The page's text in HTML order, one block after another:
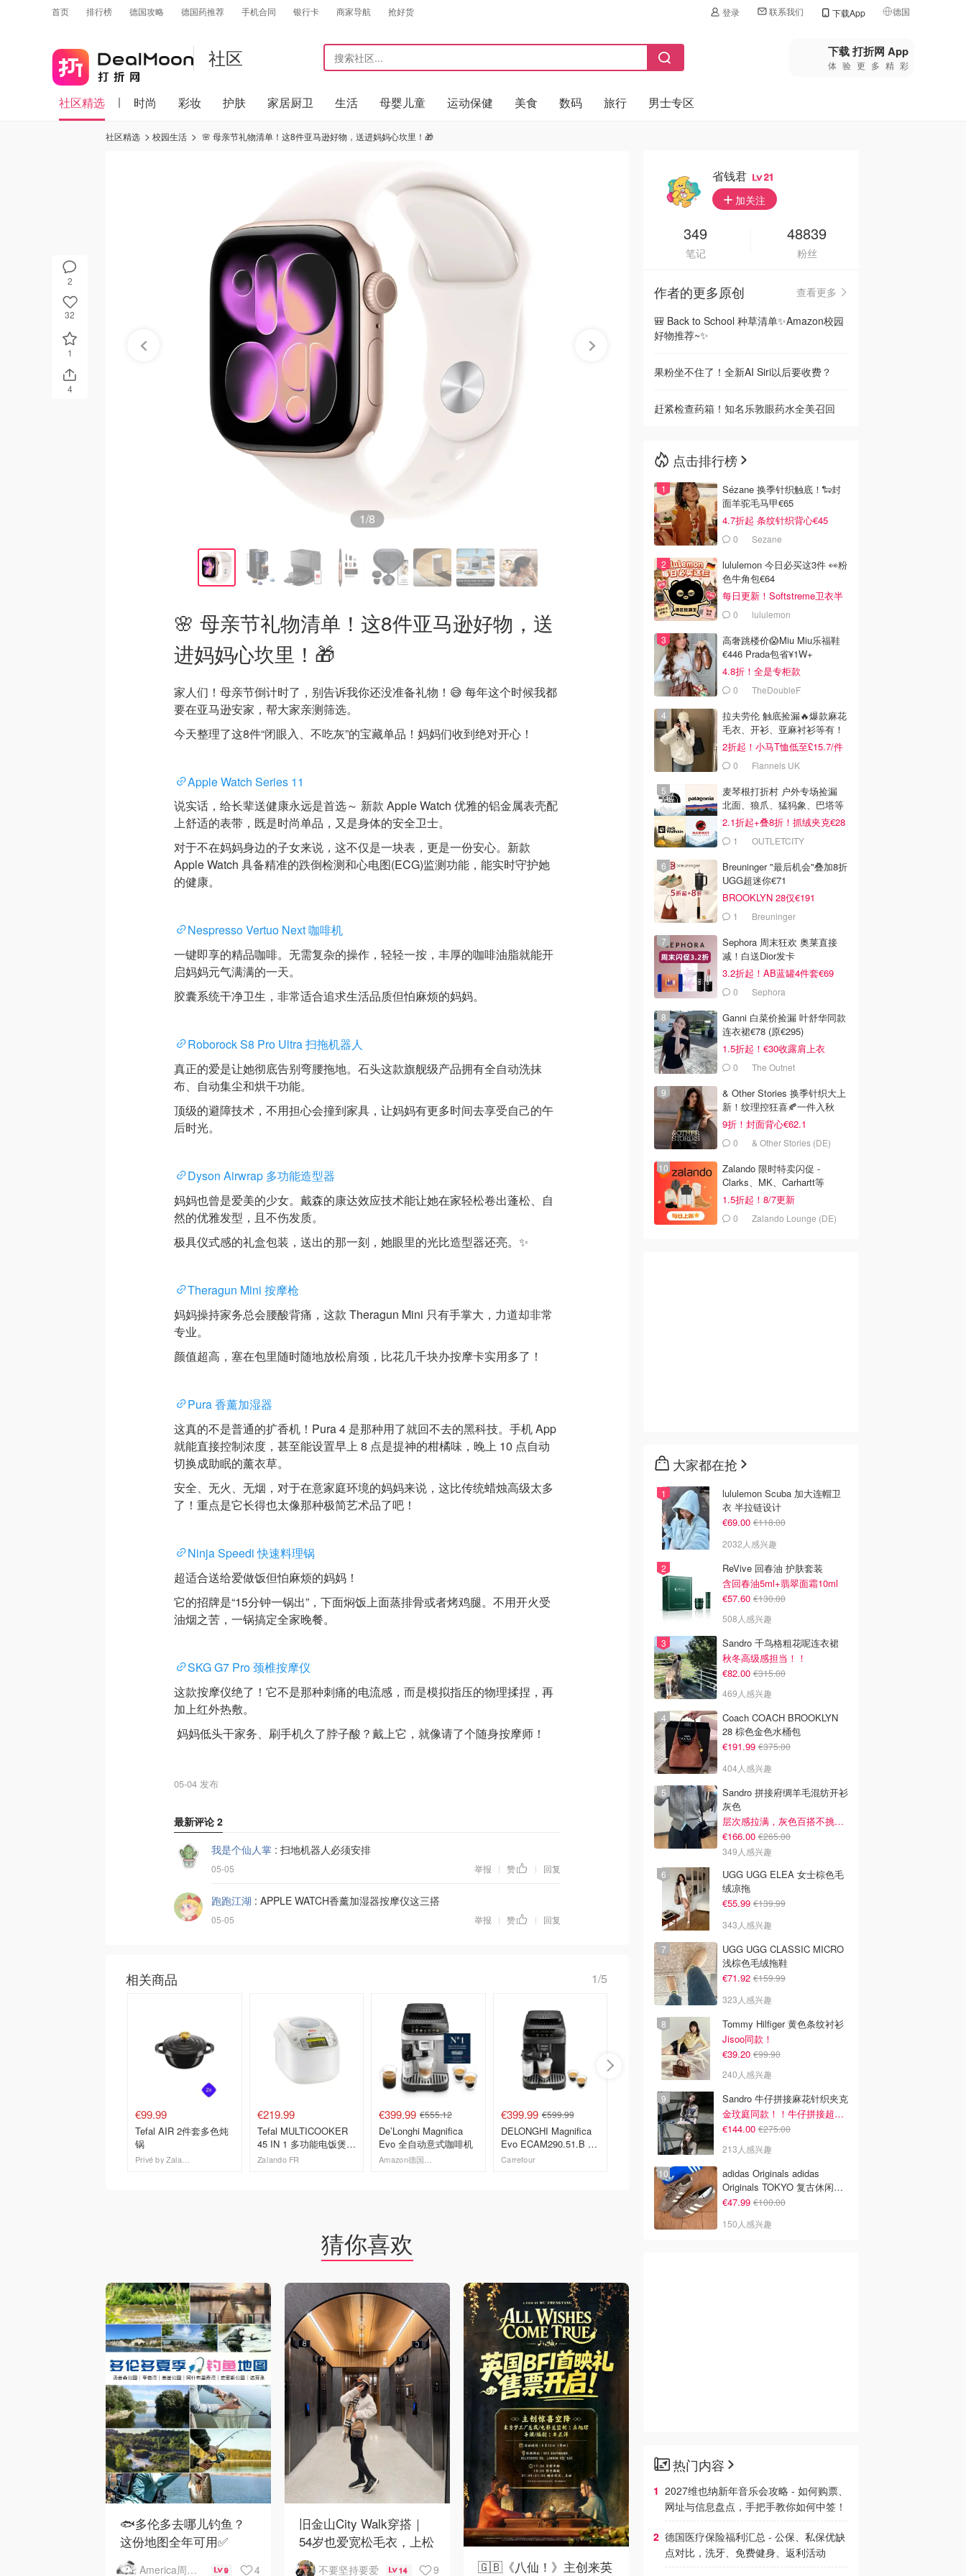
首页 排行榜 德国攻略 德国药推荐 手机合同 银行卡 商家导航 抢好货 登录 联系我们 下载App 德国
🇺🇸美国
🇨🇳中国
🇮🇹
🇦🇺
🇳🇿新西兰
社区 下载 打折网 App
体验更多精彩
社区精选 时尚 彩妆 护肤 家居厨卫 生活 母婴儿童 运动保健 美食 数码 旅行 男士专区
2
32
1
4
社区精选 校园生活 🌸 母亲节礼物清单！这8件亚马逊好物，送进妈妈心坎里！🎁
1/8
🌸 母亲节礼物清单！这8件亚马逊好物，送
进妈妈心坎里！🎁
家人们！母亲节倒计时了，别告诉我你还没准备礼物！😅 每年这个时候我都
要在亚马逊安家，帮大家亲测筛选。
今天整理了这8件“闭眼入、不吃灰”的宝藏单品！妈妈们收到绝对开心！
Apple Watch Series 11
说实话，给长辈送健康永远是首选～ 新款 Apple Watch 优雅的铝金属表壳配
上舒适的表带，既是时尚单品，又是身体的安全卫士。
对于不在妈妈身边的子女来说，这不仅是一块表，更是一份安心。新款
Apple Watch 具备精准的跌倒检测和心电图(ECG)监测功能，能实时守护她
的健康。
Nespresso Vertuo Next 咖啡机
一键即享的精品咖啡。无需复杂的操作，轻轻一按，丰厚的咖啡油脂就能开
启妈妈元气满满的一天。
胶囊系统干净卫生，非常适合追求生活品质但怕麻烦的妈妈。
Roborock S8 Pro Ultra 扫拖机器人
真正的爱是让她彻底告别弯腰拖地。石头这款旗舰级产品拥有全自动洗抹
布、自动集尘和烘干功能。
顶级的避障技术，不用担心会撞到家具，让妈妈有更多时间去享受自己的午
后时光。
Dyson Airwrap 多功能造型器
妈妈也曾是爱美的少女。戴森的康达效应技术能让她在家轻松卷出蓬松、自
然的优雅发型，且不伤发质。
极具仪式感的礼盒包装，送出的那一刻，她眼里的光比造型器还亮。✨
Theragun Mini 按摩枪
妈妈操持家务总会腰酸背痛，这款 Theragun Mini 只有手掌大，力道却非常
专业。
颜值超高，塞在包里随时随地放松肩颈，比花几千块办按摩卡实用多了！
Pura 香薰加湿器
这真的不是普通的扩香机！Pura 4 是那种用了就回不去的黑科技。手机 App
就能直接控制浓度，甚至能设置早上 8 点是提神的柑橘味，晚上 10 点自动
切换成助眠的薰衣草。
安全、无火、无烟，对于在意家庭环境的妈妈来说，这比传统蜡烛高级太多
了！重点是它长得也太像那种极简艺术品了吧！
Ninja Speedi 快速料理锅
超适合送给爱做饭但怕麻烦的妈妈！
它的招牌是“15分钟一锅出”，下面焖饭上面蒸排骨或者烤鸡腿。不用开火受
油烟之苦，一锅搞定全家晚餐。
SKG G7 Pro 颈椎按摩仪
这款按摩仪绝了！它不是那种刺痛的电流感，而是模拟指压的物理揉捏，再
加上红外热敷。
妈妈低头干家务、刷手机久了脖子酸？戴上它，就像请了个随身按摩师！
05-04 发布
最新评论 2
我是个仙人掌 : 扫地机器人必须安排
05-05 举报 | 赞 | 回复
跑跑江湖 : APPLE WATCH香薰加湿器按摩仪这三搭
05-05 举报 | 赞 | 回复
相关商品 1/5
€99.99
Tefal AIR 2件套多色炖
锅
€219.99
Tefal MULTICOOKER
45 IN 1 多功能电饭煲
白色
Zalando FR
€399.99 €555.12
De’Longhi Magnifica
Evo 全自动意式咖啡机
€399.99 €599.99
DELONGHI Magnifica
Evo ECAM290.51.B 研
磨式意式咖啡机
Carrefour
€11.99
LED屏体重秤
去购买
€21.30 €39.90
Cafe Royal Lungo 雀巢
胶囊咖啡 100粒
去购买
猜你喜欢
🐟多伦多去哪儿钓鱼？
这份地图全年可用✅
America周末快讯 9 4
旧金山City Walk穿搭｜
54岁也爱宽松毛衣，上松
下紧真的很救比例
不要坚持要爱 14 9
🇬🇧《八仙！》主创来英
省钱君 21
加关注
349
笔记
48839
粉丝
作者的更多原创
查看更多
🎒 Back to School 种草清单✨Amazon校园
好物推荐~✨
果粉坐不住了！全新AI Siri以后要收费？
赶紧检查药箱！知名乐敦眼药水全美召回
点击排行榜
Sézane 换季针织触底！🐑封
面羊驼毛马甲€65
4.7折起 条纹针织背心€45
0 Sezane
lululemon 今日必买这3件 👀粉
色牛角包€64
每日更新！Softstreme卫衣半
价 0 lululemon
高奢跳楼价😱Miu Miu乐福鞋
€446 Prada包省¥1W+
4.8折！全是专柜款
0 TheDoubleF
拉夫劳伦 触底捡漏🔥爆款麻花
毛衣、开衫、亚麻衬衫等有！
2折起！小马T恤低至£15.7/件
0 Flannels UK
麦琴根打折村 户外专场捡漏
北面、狼爪、猛犸象、巴塔等
2.1折起+叠8折！抓绒夹克€28
1
OUTLETCITY
Breuninger "最后机会"叠加8折
UGG超迷你€71
BROOKLYN 28仅€191
1 Breuninger
Sephora 周末狂欢 奥莱直接
减！白送Dior发卡
3.2折起！AB蓝罐4件套€69
0 Sephora
Ganni 白菜价捡漏 叶舒华同款
连衣裙€78 (原€295)
1.5折起！€30收露肩上衣
0 The Outnet
& Other Stories 换季针织大上
新！纹理控狂喜🍂一件入秋
9折！封面背心€62.1
0 & Other Stories (DE)
Zalando 限时特卖闪促 -
Clarks、MK、Carhartt等
1.5折起！8/7更新
0 Zalando Lounge (DE)
大家都在抢
lululemon Scuba 加大连帽卫
衣 半拉链设计
€69.00 €118.00
2032人感兴趣
ReVive 回春油 护肤套装
含回春油5ml+翡翠面霜10ml
€57.60 €130.00
508人感兴趣
Sandro 千鸟格粗花呢连衣裙
秋冬高级感担当！！
€82.00 €315.00
469人感兴趣
Coach COACH BROOKLYN
28 棕色金色水桶包
€191.99 €375.00
404人感兴趣
Sandro 拼接府绸羊毛混纺开衫
灰色
层次感拉满，灰色百搭不挑人~
€166.00 €265.00
349人感兴趣
UGG UGG ELEA 女士棕色毛
绒凉拖
€55.99 €139.99
343人感兴趣
UGG UGG CLASSIC MICRO
浅棕色毛绒拖鞋
€71.92 €159.99
323人感兴趣
Tommy Hilfiger 黄色条纹衬衫
Jisoo同款！
€39.20 €99.90
240人感兴趣
Sandro 牛仔拼接麻花针织夹克
金玟庭同款！！牛仔拼接超有层次感
€144.00 €275.00
213人感兴趣
adidas Originals adidas
Originals TOKYO 复古休闲鞋
深棕色
€47.99 €100.00
150人感兴趣
热门内容
2027维也纳新年音乐会攻略 - 如何购票、
网址与信息盘点，手把手教你如何中签！
德国医疗保险福利汇总 - 公保、私保优缺
点对比，洗牙、免费健身、返利活动